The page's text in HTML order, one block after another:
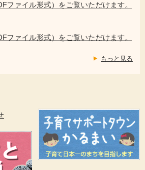
ファイル形式）をご覧いただけます。
ファイル形式）をご覧いただけます。
もっと見る